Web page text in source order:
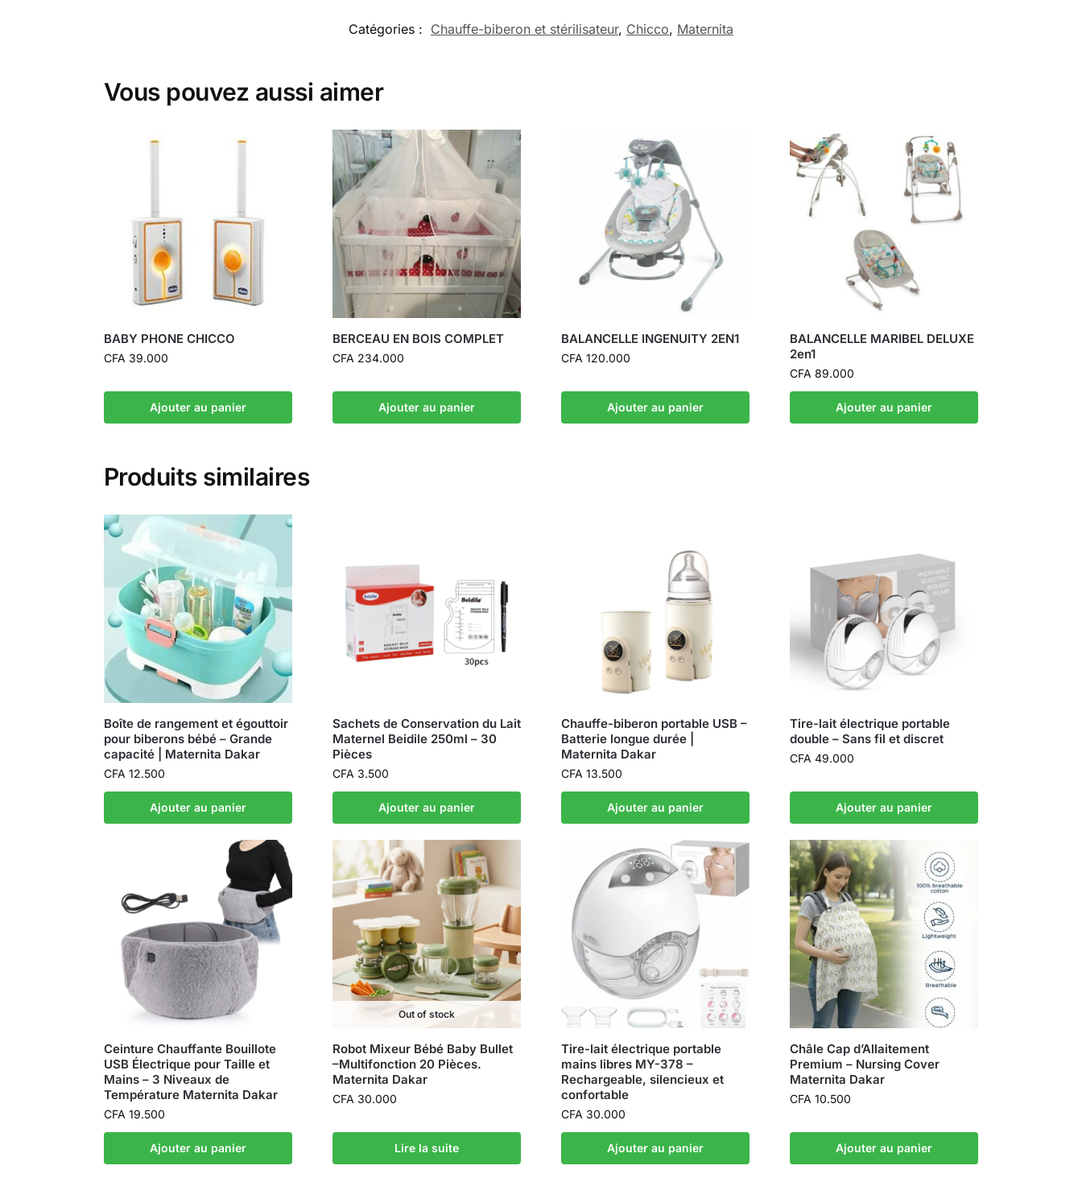
Catégories : Chauffe-biberon et stérilisateur, Chicco, Maternita
Vous pouvez aussi aimer
BABY PHONE CHICCO
CFA 39.000
Ajouter au panier
BERCEAU EN BOIS COMPLET
CFA 234.000
Ajouter au panier
BALANCELLE INGENUITY 2EN1
CFA 120.000
Ajouter au panier
BALANCELLE MARIBEL DELUXE
2en1
CFA 89.000
Ajouter au panier
Produits similaires
Boîte de rangement et égouttoir
pour biberons bébé – Grande
capacité | Maternita Dakar
CFA 12.500
Ajouter au panier
Sachets de Conservation du Lait
Maternel Beidile 250ml – 30
Pièces
CFA 3.500
Ajouter au panier
Chauffe-biberon portable USB –
Batterie longue durée |
Maternita Dakar
CFA 13.500
Ajouter au panier
Tire-lait électrique portable
double – Sans fil et discret
CFA 49.000
Ajouter au panier
Ceinture Chauffante Bouillote
USB Électrique pour Taille et
Mains – 3 Niveaux de
Température Maternita Dakar
CFA 19.500
Ajouter au panier
Out of stock
Robot Mixeur Bébé Baby Bullet
–Multifonction 20 Pièces.
Maternita Dakar
CFA 30.000
Lire la suite
Tire-lait électrique portable
mains libres MY-378 –
Rechargeable, silencieux et
confortable
CFA 30.000
Ajouter au panier
Châle Cap d’Allaitement
Premium – Nursing Cover
Maternita Dakar
CFA 10.500
Ajouter au panier